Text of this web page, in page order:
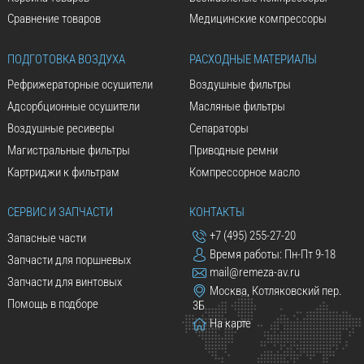
Сравнение товаров
Медицинские компрессоры
ПОДГОТОВКА ВОЗДУХА
Рефрижераторные осушители
Адсорбционные осушители
Воздушные ресиверы
Магистральные фильтры
Картриджи к фильтрам
РАСХОДНЫЕ МАТЕРИАЛЫ
Воздушные фильтры
Масляные фильтры
Сепараторы
Приводные ремни
Компрессорное масло
СЕРВИС И ЗАПЧАСТИ
Запасные части
Запчасти для поршневых
Запчасти для винтовых
Помощь в подборе
КОНТАКТЫ
+7 (495) 255-27-20
Время работы: Пн-Пт 9-18
mail@remeza-av.ru
Москва, Котляковский пер.
3Б
На карте